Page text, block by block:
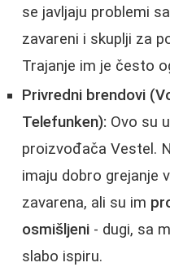
se javljaju problemi
zavareni i skuplji za
Trajanje im je često
Privredni brendovi
Telefunken): Ovo su
proizvođača Vestel.
imaju dobro grejanje
zavarena, ali su im
osmišljeni - dugi, sa
slabo ispiru.